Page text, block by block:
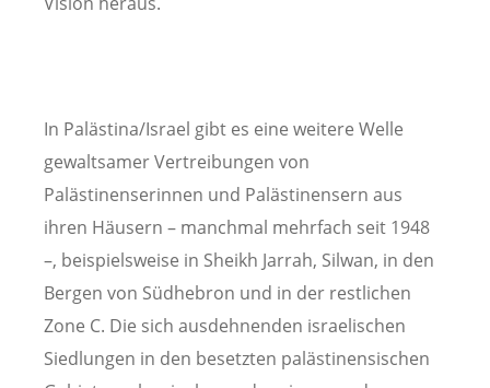
In Palästina/Israel gibt es eine weitere Welle
gewaltsamer Vertreibungen von
Palästinenserinnen und Palästinensern aus
ihren Häusern – manchmal mehrfach seit 1948
–, beispielsweise in Sheikh Jarrah, Silwan, in den
Bergen von Südhebron und in der restlichen
Zone C. Die sich ausdehnenden israelischen
Siedlungen in den besetzten palästinensischen